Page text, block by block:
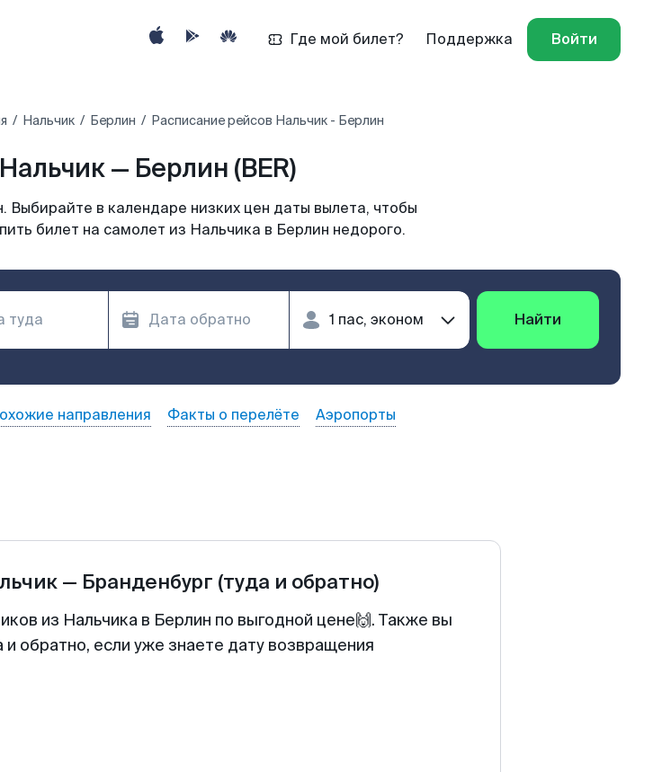
Где мой билет? Поддержка Войти
Нальчик Берлин Расписание рейсов Нальчик - Берлин
— Берлин (BER)
в календаре низких цен даты вылета, чтобы
билет на самолет из Нальчика в Берлин недорого.
Найти
направления Факты о перелёте Аэропорты
— Бранденбург (туда и обратно)
из Нальчика в Берлин по выгодной цене🙌. Также вы
обратно, если уже знаете дату возвращения